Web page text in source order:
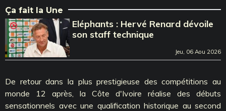
Ça fait la Une
Eléphants : Hervé Renard dévoile
son staff technique
Jeu, 06 Aou 2026
De retour dans la plus prestigieuse des compétitions au
monde 12 après, la Côte d'Ivoire réalise des débuts
sensationnels avec une qualification historique au second